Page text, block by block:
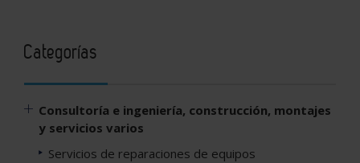
Categorías
Consultoría e ingeniería, construcción, montajes
y servicios varios
Servicios de reparaciones de equipos